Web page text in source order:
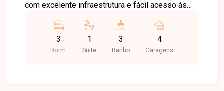
com excelente infraestrutura e fácil acesso às
supermercados, escolas, farmácias, comércios e
diversos serviços, oferece praticidade, conforto
e qualidade de vida para toda a família. Casa com
3
Dorm.
1
Suite
3
Banho
4
Garagens